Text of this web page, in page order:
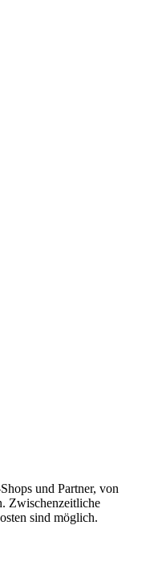
und Partner, von
Zwischenzeitliche
sind möglich.